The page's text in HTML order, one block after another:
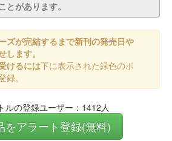
とがあります。
ズが完結するまで新刊の発売日や
します。
けるには下に表示された緑色のボ
。
ルの登録ユーザー：1412人
をアラート登録(無料)